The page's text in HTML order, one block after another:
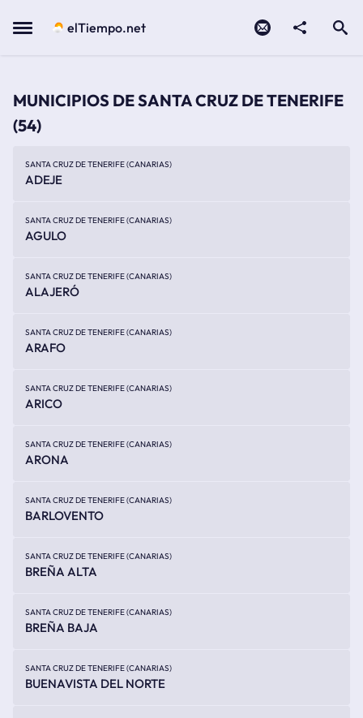
Menu elTiempo.net
MUNICIPIOS DE SANTA CRUZ DE TENERIFE
(54)
SANTA CRUZ DE TENERIFE (CANARIAS)
ADEJE
SANTA CRUZ DE TENERIFE (CANARIAS)
AGULO
SANTA CRUZ DE TENERIFE (CANARIAS)
ALAJERÓ
SANTA CRUZ DE TENERIFE (CANARIAS)
ARAFO
SANTA CRUZ DE TENERIFE (CANARIAS)
ARICO
SANTA CRUZ DE TENERIFE (CANARIAS)
ARONA
SANTA CRUZ DE TENERIFE (CANARIAS)
BARLOVENTO
SANTA CRUZ DE TENERIFE (CANARIAS)
BREÑA ALTA
SANTA CRUZ DE TENERIFE (CANARIAS)
BREÑA BAJA
SANTA CRUZ DE TENERIFE (CANARIAS)
BUENAVISTA DEL NORTE